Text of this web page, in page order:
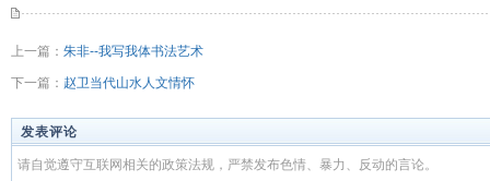
上一篇： 朱非--我写我体书法艺术
下一篇： 赵卫当代山水人文情怀
发表评论
请自觉遵守互联网相关的政策法规，严禁发布色情、暴力、反动的言论。